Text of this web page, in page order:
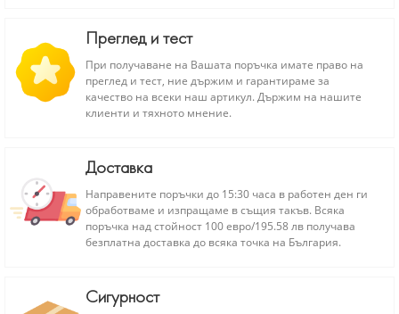
Преглед и тест
При получаване на Вашата поръчка имате право на
преглед и тест, ние държим и гарантираме за
качество на всеки наш артикул. Държим на нашите
клиенти и тяхното мнение.
Доставка
Направените поръчки до 15:30 часа в работен ден ги
обработваме и изпращаме в същия такъв. Всяка
поръчка над стойност 100 евро/195.58 лв получава
безплатна доставка до всяка точка на България.
Сигурност